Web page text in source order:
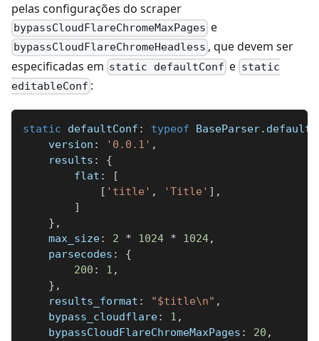
pelas configurações do scraper
bypassCloudFlareChromeMaxPages e
bypassCloudFlareChromeHeadless , que devem ser
especificadas em static defaultConf e static
editableConf :
static defaultConf : typeof BaseParser.
    version
: '0.0.1' ,
    results
:
{
        flat
:
[
[ 'title' , 'Title' ] ,
]
} ,
    max_size
: 2 * 1024 * 1024,
    parsecodes
:
{
200 : 1 ,
} ,
    results_format
: "$title\n" ,
    bypass_cloudflare
: 1 ,
    bypassCloudFlareChromeMaxPages
: 20 ,